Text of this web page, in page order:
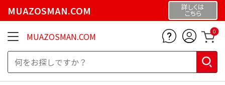
MUAZOSMAN.COM 詳しくは
こちら
MUAZOSMAN.COM 0